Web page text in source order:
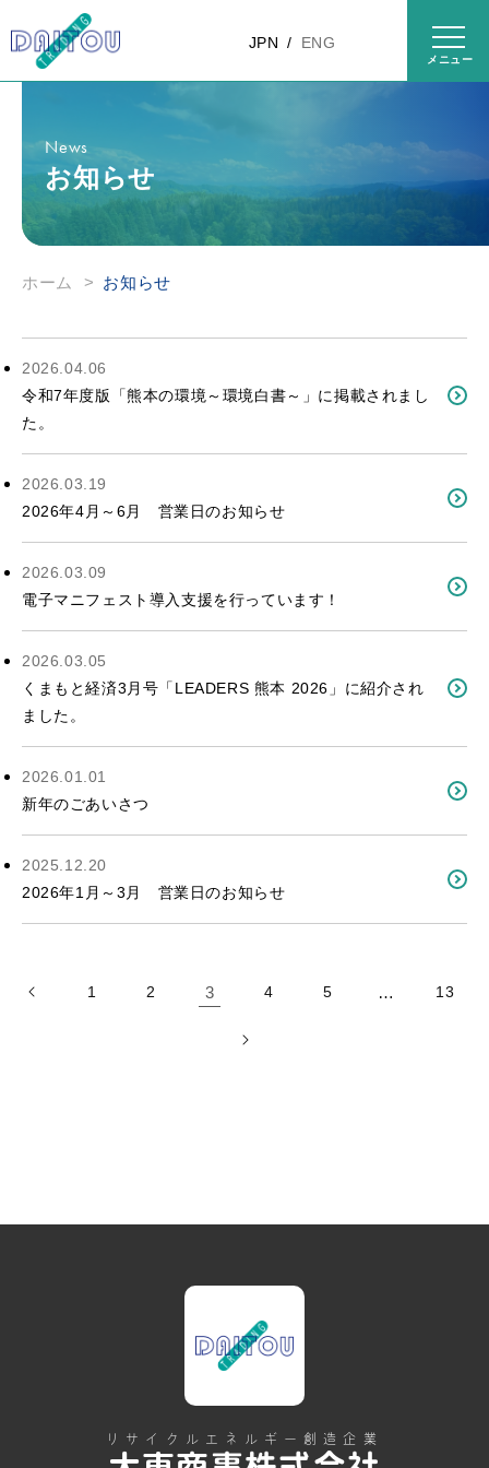
ンツに
進む
JPN ENG
News
お知らせ
ホーム > お知らせ
2026.04.06
令和7年度版「熊本の環境～環境白書～」に掲載されまし
た。
2026.03.19
2026年4月～6月 営業日のお知らせ
2026.03.09
電子マニフェスト導入支援を行っています！
2026.03.05
くまもと経済3月号「LEADERS 熊本 2026」に紹介され
ました。
2026.01.01
新年のごあいさつ
2025.12.20
2026年1月～3月 営業日のお知らせ
1 2 3 4 5 … 13
リサイクルエネルギー創造企業